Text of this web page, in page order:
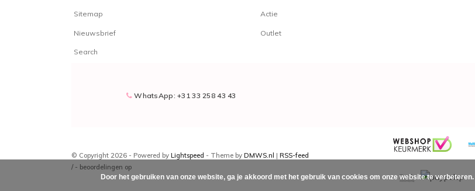
Sitemap
Nieuwsbrief
Search
Actie
Outlet
WhatsApp: +31 33 258 43 43
© Copyright 2026 - Powered by Lightspeed - Theme by DMWS.nl | RSS-feed
/ - beoordelingen op
Door het gebruiken van onze website, ga je akkoord met het gebruik van cookies om onze website te verbeteren.